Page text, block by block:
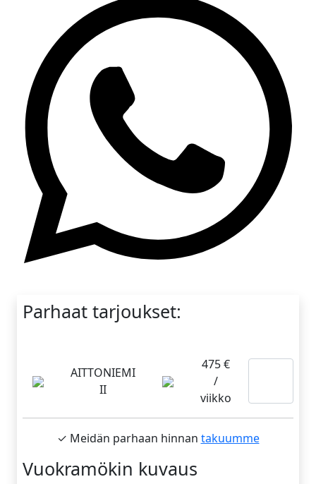
Parhaat tarjoukset:
AITTONIEMI
II
475 €
/
viikko
✓ Meidän parhaan hinnan takuumme
Vuokramökin kuvaus